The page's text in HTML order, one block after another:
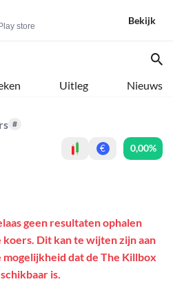
store
Bekijk
Uitleg Nieuws
#
€ 0,00%
geen resultaten ophalen
Dit kan te wijten zijn aan
dat de The Killbox
is.